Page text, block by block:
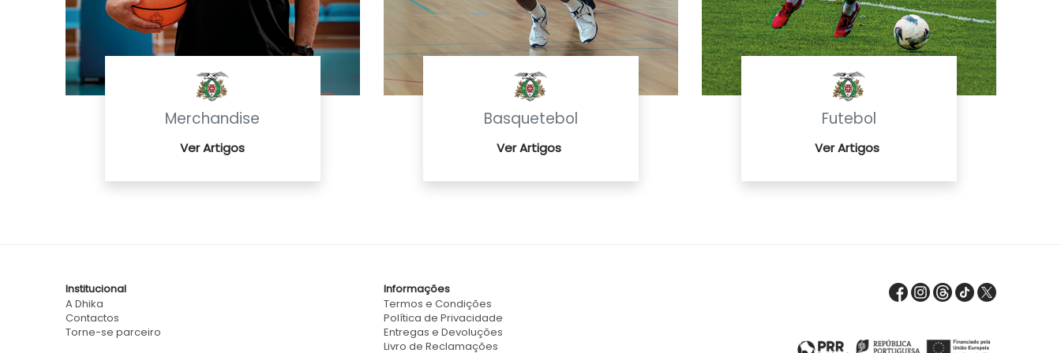
Merchandise
Ver Artigos
Basquetebol
Ver Artigos
Futebol
Ver Artigos
Institucional
A Dhika
Contactos
Torne-se parceiro
Informações
Termos e Condições
Política de Privacidade
Entregas e Devoluções
Livro de Reclamações